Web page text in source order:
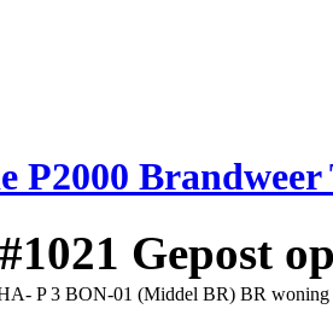
P2000 Brandweer
Gepost
P 3 BON-01 (Middel BR) BR woning